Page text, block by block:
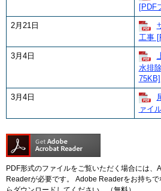
[PDF
2月21日
工事
3月4日
水排
75KB]
3月4日
ァイ
PDF形式のファイルをご覧いただく場合には、
Readerが必要です。
Adobe Readerをお持ち